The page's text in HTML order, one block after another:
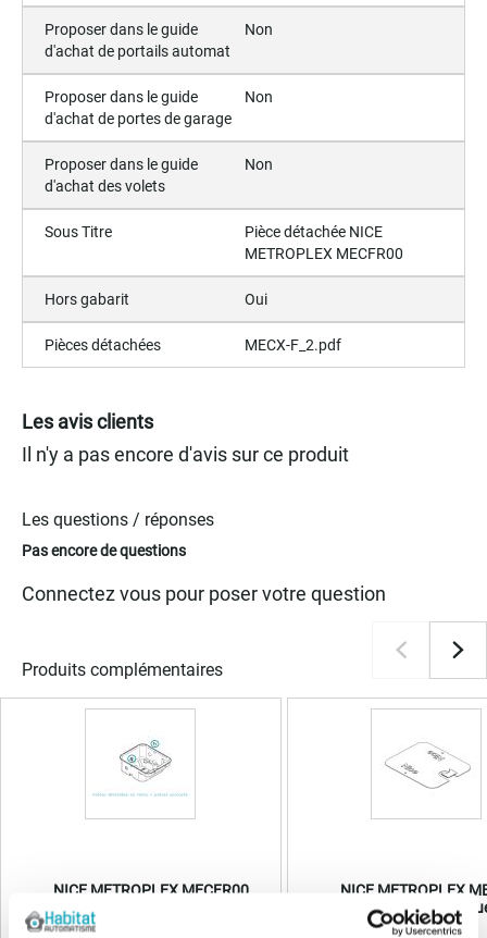
Proposer dans le guide
d'achat de portails automat
Non
Proposer dans le guide
d'achat de portes de garage
Non
Proposer dans le guide
d'achat des volets
Non
Sous Titre
Pièce détachée NICE
METROPLEX MECFR00
Hors gabarit Oui
Pièces détachées MECX-F_2.pdf
Les avis clients
Il n'y a pas encore d'avis sur ce produit
Les questions / réponses
Pas encore de questions
Connectez vous pour poser votre question
Produits complémentaires
NICE METROPLEX MECFR00
NICE METROPLEX
Cache